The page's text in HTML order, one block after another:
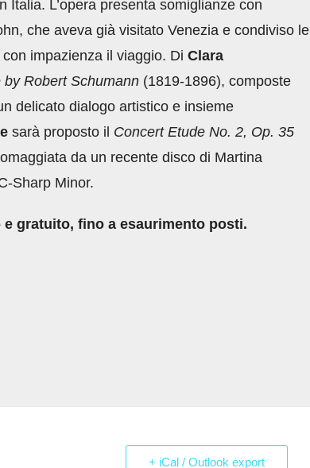
L’opera presenta somiglianze con
che aveva già visitato Venezia e condiviso le
impazienza il viaggio. Di Clara
Robert Schumann (1819-1896), composte
delicato dialogo artistico e insieme
sarà proposto il Concert Etude No. 2, Op. 35
da un recente disco di Martina
Sharp Minor.
gratuito, fino a esaurimento posti.
+ iCal / Outlook export